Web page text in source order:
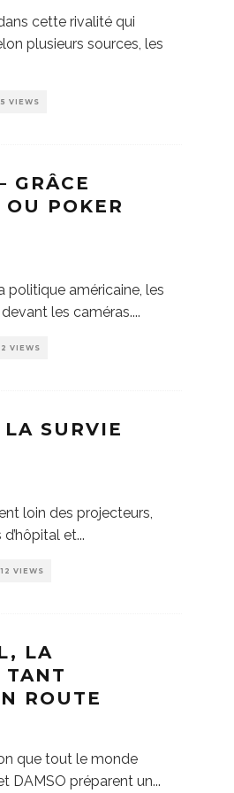
cette rivalité qui
plusieurs sources, les
5 VIEWS
GRÂCE
POKER
politique américaine, les
les caméras....
2 VIEWS
SURVIE
loin des projecteurs,
et...
12 VIEWS
LA
TANT
ROUTE
que tout le monde
DAMSO préparent un...